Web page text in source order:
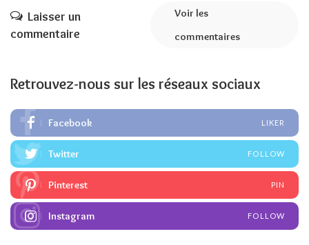
Laisser un
commentaire
Voir les
commentaires
Retrouvez-nous sur les réseaux sociaux
Facebook LIKER
Twitter FOLLOW
Pinterest PIN
Instagram FOLLOW